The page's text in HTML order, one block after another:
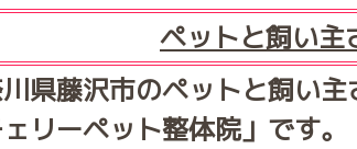
ペットと飼い主
県藤沢市のペットと飼い
ェリーペット整体院」です。